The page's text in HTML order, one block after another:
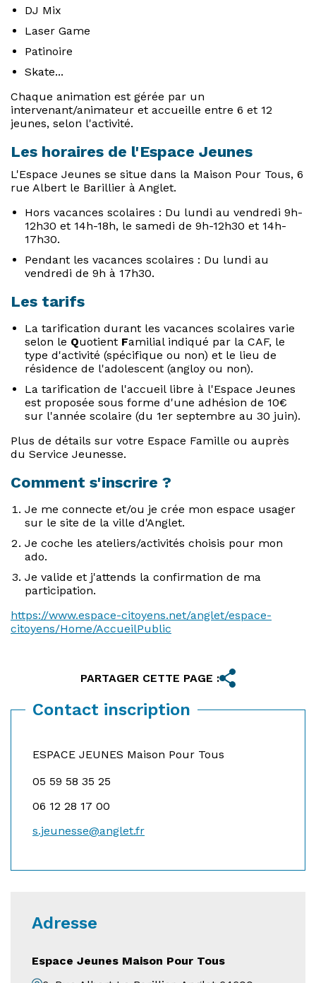
DJ Mix
Laser Game
Patinoire
Skate...
Chaque animation est gérée par un
intervenant/animateur et accueille entre 6 et 12
jeunes, selon l'activité.
Les horaires de l'Espace Jeunes
L'Espace Jeunes se situe dans la Maison Pour Tous, 6
rue Albert le Barillier à Anglet.
Hors vacances scolaires : Du lundi au vendredi 9h-
12h30 et 14h-18h, le samedi de 9h-12h30 et 14h-
17h30.
Pendant les vacances scolaires : Du lundi au
vendredi de 9h à 17h30.
Les tarifs
La tarification durant les vacances scolaires varie
selon le Quotient Familial indiqué par la CAF, le
type d'activité (spécifique ou non) et le lieu de
résidence de l'adolescent (angloy ou non).
La tarification de l'accueil libre à l'Espace Jeunes
est proposée sous forme d'une adhésion de 10€
sur l'année scolaire (du 1er septembre au 30 juin).
Plus de détails sur votre Espace Famille ou auprès
du Service Jeunesse.
Comment s'inscrire ?
Je me connecte et/ou je crée mon espace usager
sur le site de la ville d'Anglet.
Je coche les ateliers/activités choisis pour mon
ado.
Je valide et j'attends la confirmation de ma
participation.
https://www.espace-citoyens.net/anglet/espace-
citoyens/Home/AccueilPublic
PARTAGER CETTE PAGE :
Contact inscription
ESPACE JEUNES Maison Pour Tous
05 59 58 35 25
06 12 28 17 00
s.jeunesse@anglet.fr
Adresse
Espace Jeunes Maison Pour Tous